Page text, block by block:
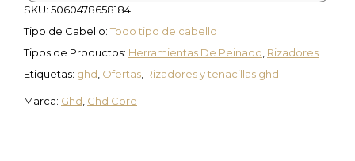
SKU: 5060478658184
Tipo de Cabello: Todo tipo de cabello
Tipos de Productos: Herramientas De Peinado, Rizadores
Etiquetas: ghd, Ofertas, Rizadores y tenacillas ghd
Marca: Ghd, Ghd Core